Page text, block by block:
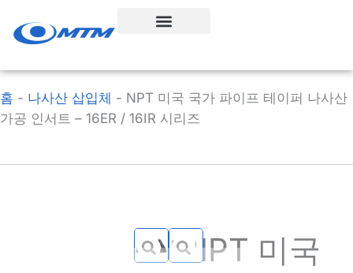
로
건
너
홈 - 나사산 삽입체 - NPT 미국 국가 파이프 테이퍼 나사산
가공 인서트 – 16ER / 16IR 시리즈
NPT 미국